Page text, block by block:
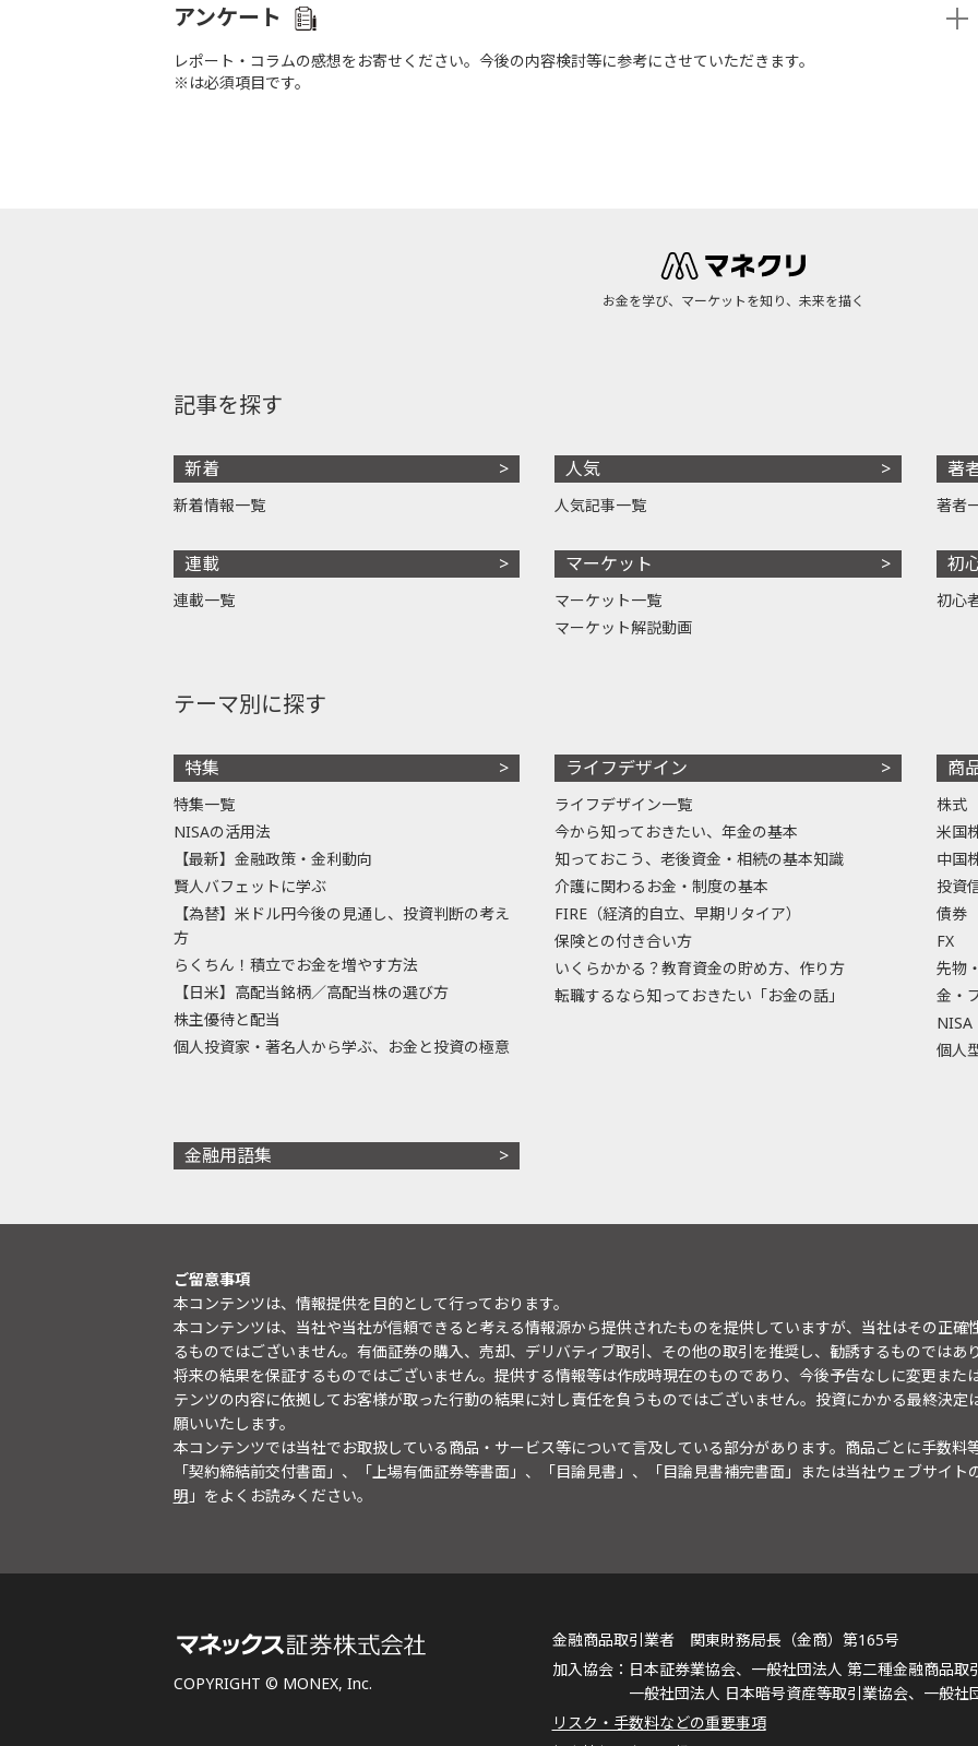
アンケート
レポート・コラムの感想をお寄せください。今後の内容検討等に参考にさせていただきます。
※は必須項目です。
お金を学び、マーケットを知り、未来を描く
記事を探す
新着
新着情報一覧
連載
連載一覧
人気
人気記事一覧
マーケット
マーケット一覧
マーケット解説動画
著
著者
初
初心
テーマ別に探す
特集
特集一覧
NISAの活用法
【最新】金融政策・金利動向
賢人バフェットに学ぶ
【為替】米ドル円今後の見通し、投資判断の考え
方
らくちん！積立でお金を増やす方法
【日米】高配当銘柄／高配当株の選び方
株主優待と配当
個人投資家・著名人から学ぶ、お金と投資の極意
ライフデザイン
ライフデザイン一覧
今から知っておきたい、年金の基本
知っておこう、老後資金・相続の基本知識
介護に関わるお金・制度の基本
FIRE（経済的自立、早期リタイア）
保険との付き合い方
いくらかかる？教育資金の貯め方、作り方
転職するなら知っておきたい「お金の話」
商
株式
米国
中国
投資
債券
FX
先物
金・
NISA
個人
金融用語集
ご留意事項
本コンテンツは、情報提供を目的として行っております。
本コンテンツは、当社や当社が信頼できると考える情報源から提供されたものを提供していますが、当社はその正
るものではございません。有価証券の購入、売却、デリバティブ取引、その他の取引を推奨し、勧誘するものではあ
将来の結果を保証するものではございません。提供する情報等は作成時現在のものであり、今後予告なしに変更また
テンツの内容に依拠してお客様が取った行動の結果に対し責任を負うものではございません。投資にかかる最終決
願いいたします。
本コンテンツでは当社でお取扱している商品・サービス等について言及している部分があります。商品ごとに手数料
「契約締結前交付書面」、「上場有価証券等書面」、「目論見書」、「目論見書補完書面」または当社ウェブサイト
明 」をよくお読みください。
COPYRIGHT © MONEX, Inc.
金融商品取引業者 関東財務局長（金商）第165号
日本証券業協会、一般社団法人 第二種金融商品取
一般社団法人 日本暗号資産等取引業協会、一般社
リスク・手数料などの重要事項